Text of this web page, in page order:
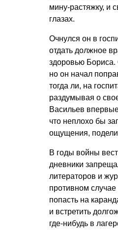
мину-растяжку, и
глазах.
Очнулся он в
отдать должное
здоровью
но он начал
тогда ли, на
раздумывая о
Васильев
что неплохо бы
ощущения,
В годы войны
дневники
литераторов и
противном
попасть на
и встретить
где-нибудь в